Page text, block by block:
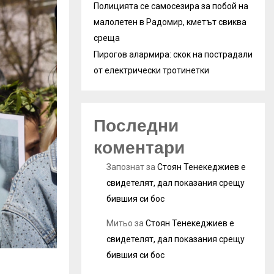
Полицията се самосезира за побой на
малолетен в Радомир, кметът свиква
среща
Пирогов алармира: скок на пострадали
от електрически тротинетки
Последни
коментари
Запознатза Стоян Тенекеджиев е
свидетелят, дал показания срещу
бившия си бос
Митьо за Стоян Тенекеджиев е
свидетелят, дал показания срещу
бившия си бос